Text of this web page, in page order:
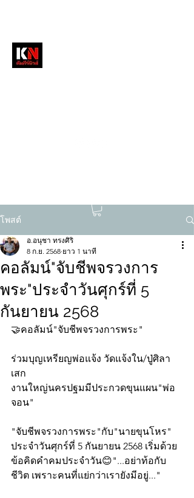
โพสต์
คอลัมน์"จับชีพจรวงการ
พระ"ประจำวันศุกร์ที่ 5
กันยายน 2568
อ.อนุชา ทรงศิริ
8 ก.ย. 2568 ยาว 1 นาที
🤝คอลัมน์"จับชีพจรวงการพระ"
ร่วมบุญเหรียญพ่อแจ้ง วัดแจ้งใน/ปู่ศิลา
เสก
งานใหญ่นครปฐมมีประกวดขุนแผน"พ่อ
จอน"
"จับชีพจรวงการพระ"กับ"นายขุนโหร"
ประจำวันศุกร์ที่ 5 กันยายน 2568 เริ่มด้วย
ข้อคิดคำคมประจำวัน😊"...อย่าท้อกับ
ชีวิต เพราะคนที่แย่กว่าเรายังมีอยู่..."